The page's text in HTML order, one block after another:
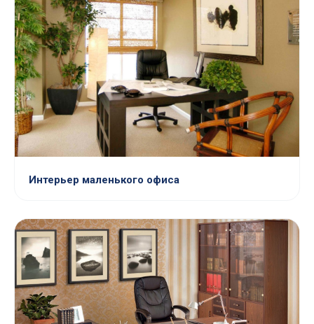
Интерьер маленького офиса